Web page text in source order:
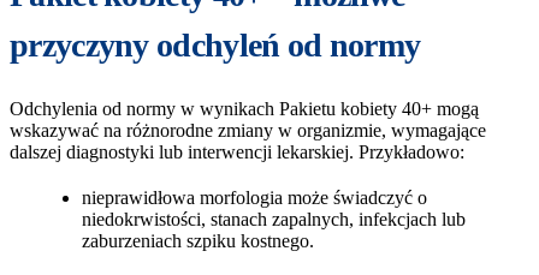
przyczyny odchyleń od normy
Odchylenia od normy w wynikach Pakietu kobiety 40+ mogą
wskazywać na różnorodne zmiany w organizmie, wymagające
dalszej diagnostyki lub interwencji lekarskiej. Przykładowo:
nieprawidłowa morfologia może świadczyć o
niedokrwistości, stanach zapalnych, infekcjach lub
zaburzeniach szpiku kostnego.